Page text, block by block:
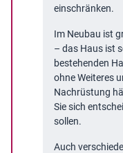
einschränken.
Im Neubau ist
– das Haus ist
bestehenden
ohne Weiteres
Nachrüstung
Sie sich
sollen.
Auch